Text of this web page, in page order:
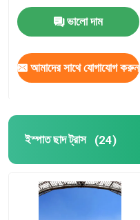
ভালো দাম
আমাদের সাথে যোগাযোগ করুন
ইস্পাত ছাদ ট্রাস (24)